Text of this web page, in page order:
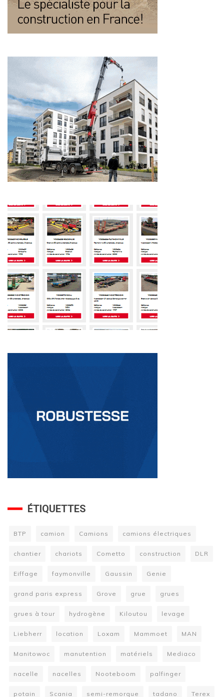
ÉTIQUETTES
BTP camion Camions camions électriques
chantier chariots Cometto construction DLR
Eiffage faymonville Gaussin Genie
grand paris express Grove grue grues
grues à tour hydrogène Kiloutou levage
Liebherr location Loxam Mammoet MAN
Manitowoc manutention matériels Mediaco
nacelle nacelles Nooteboom palfinger
potain Scania semi-remorque tadano Terex